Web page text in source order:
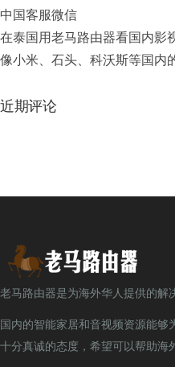
中国客服微信
在泰国用老马路由器看国内影
像小米、石头、科沃斯等国内
近期评论
老马路由器是为海外华人提供的解
国内的智能家居和音视频资源能够
十分真诚的态度，希望可以帮助海